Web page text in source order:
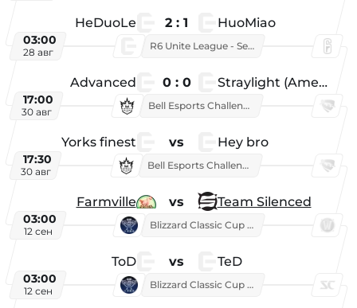
HeDuoLe 2 : 1 HuoMiao
03:00
28 авг
R6 Unite League - Season 1
Advanced 0 : 0 Straylight (American team)
17:00
30 авг
Bell Esports Challenge 2026
Yorks finest vs Hey bro
17:30
30 авг
Bell Esports Challenge 2026
Farmville vs Team Silenced
03:00
12 сен
Blizzard Classic Cup 2026
ToD vs TeD
03:00
12 сен
Blizzard Classic Cup 2026